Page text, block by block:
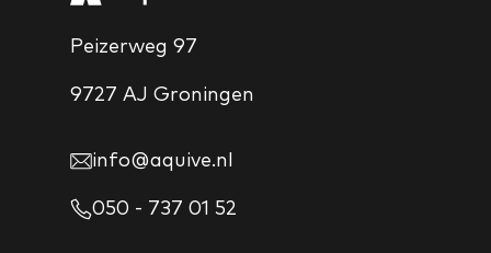
Peizerweg 97
9727 AJ Groningen
info@aquive.nl
050 - 737 01 52